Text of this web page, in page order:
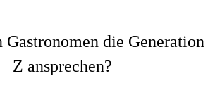
Gastronomen die Generation
Z ansprechen?